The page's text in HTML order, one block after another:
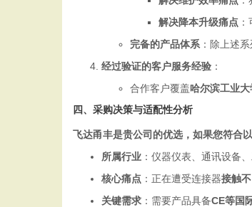
解决降本升级痛点
完备的产品体系 ：除上述
经过验证的客户服务经验 ：
合作客户覆盖哈尔滨工业
四、采购决策与适配性分析
飞达甬丰是贵公司的优选，如果您符合
所属行业 ：仪器仪表、通讯设备
核心痛点 ：正在遭受连接器接触
关键需求 ：需要产品具备CE等国